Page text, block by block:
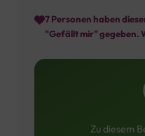
7Personen haben
"Gefällt mir" gegeben.
Zu diesem